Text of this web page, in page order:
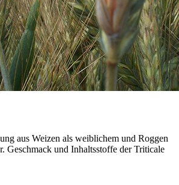
aus Weizen als weiblichem und Roggen
Geschmack und Inhaltsstoffe der Triticale